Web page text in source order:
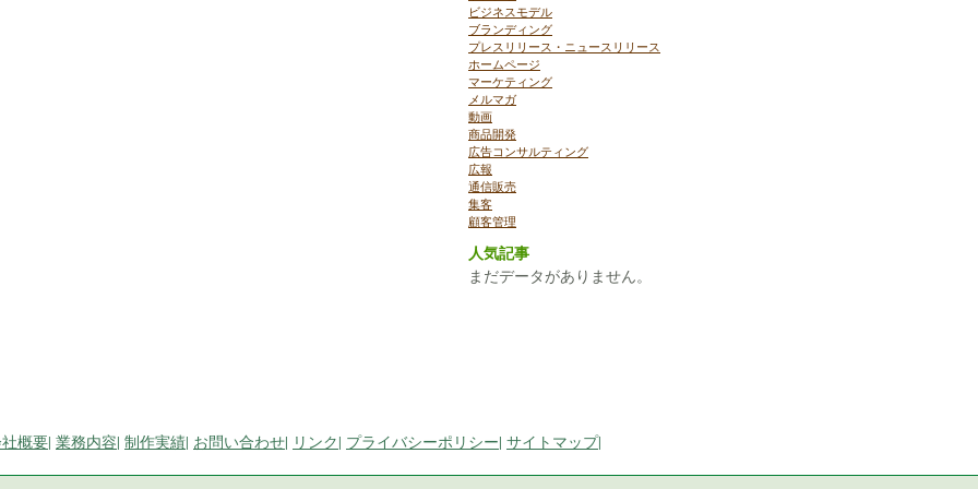
ビジネスモデル
ブランディング
プレスリリース・ニュースリリース
ホームページ
マーケティング
メルマガ
動画
商品開発
広告コンサルティング
広報
通信販売
集客
顧客管理
人気記事
まだデータがありません。
概要| 業務内容| 制作実績| お問い合わせ| リンク| プライバシーポリシー| サイトマップ|